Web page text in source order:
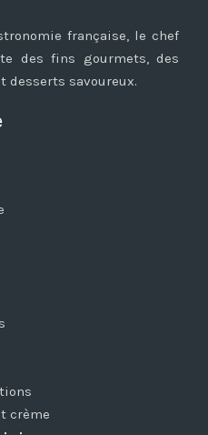
française, le chef
des fins gourmets, des
desserts savoureux.
crème